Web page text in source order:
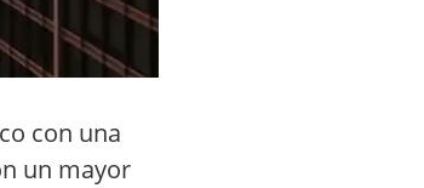
con una
un mayor